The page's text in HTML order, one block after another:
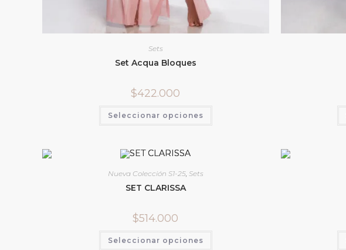
Sets
Set Acqua Bloques
$422.000
Seleccionar opciones
Nueva Colección S1-25, Sets
SET CLARISSA
$514.000
Seleccionar opciones